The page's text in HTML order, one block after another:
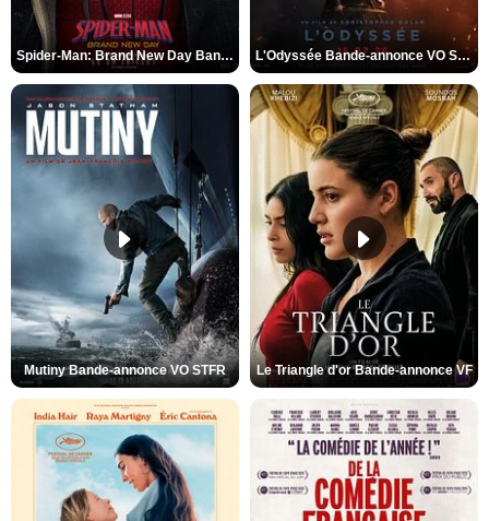
Spider-Man: Brand New Day Bande-annonce VO STFR L'Odyssée Bande-annonce VO STFR
Mutiny Bande-annonce VO STFR Le Triangle d'or Bande-annonce VF